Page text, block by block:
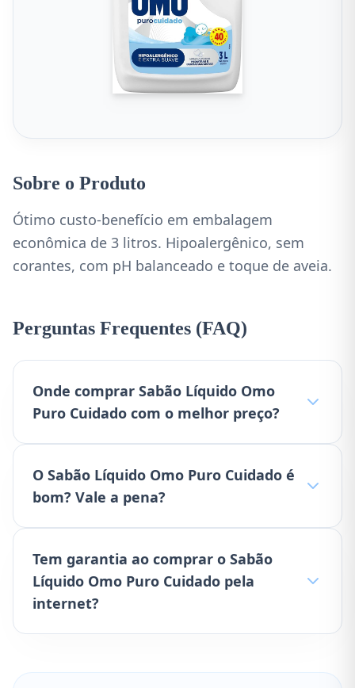
Sobre o Produto
Ótimo custo-benefício em embalagem
econômica de 3 litros. Hipoalergênico, sem
corantes, com pH balanceado e toque de aveia.
Perguntas Frequentes (FAQ)
Onde comprar Sabão Líquido Omo
Puro Cuidado com o melhor preço?
O Sabão Líquido Omo Puro Cuidado é
bom? Vale a pena?
Tem garantia ao comprar o Sabão
Líquido Omo Puro Cuidado pela
internet?